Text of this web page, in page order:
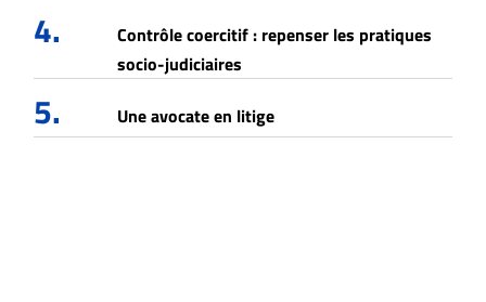
4.
Contrôle coercitif : repenser les pratiques
socio-judiciaires
5. Une avocate en litige